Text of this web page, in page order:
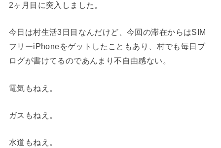
2ヶ月目に突入しました。
今日は村生活3日目なんだけど、今回の滞在からはSIM
フリーiPhoneをゲットしたこともあり、村でも毎日ブ
ログが書けてるのであんまり不自由感ない。
電気もねえ。
ガスもねえ。
水道もねえ。